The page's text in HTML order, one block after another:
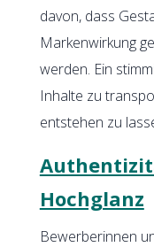
davon, dass
Markenwirkung
werden. Ein
Inhalte zu
entstehen zu
Hochglanz
Bewerberinnen